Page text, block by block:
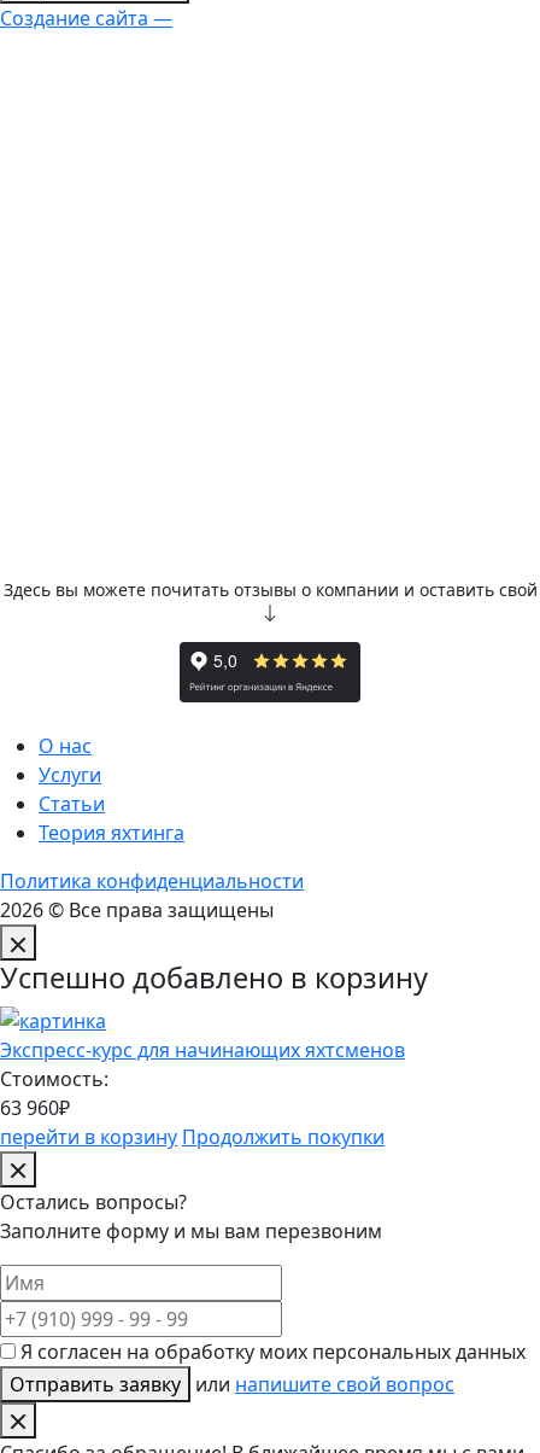
Создание сайта —
Здесь вы можете почитать отзывы о компании и оставить свой
О нас
Услуги
Статьи
Теория яхтинга
Политика конфиденциальности
2026 © Все права защищены
Успешно добавлено в корзину
Экспресс-курс для начинающих яхтсменов
Стоимость:
63 960₽
перейти в корзину Продолжить покупки
Остались вопросы?
Заполните форму и мы вам перезвоним
Я согласен на обработку моих персональных данных
Отправить заявку или напишите свой вопрос